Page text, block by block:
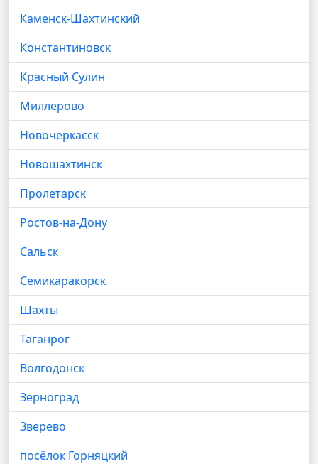
Каменск-Шахтинский
Константиновск
Красный Сулин
Миллерово
Новочеркасск
Новошахтинск
Пролетарск
Ростов-на-Дону
Сальск
Семикаракорск
Шахты
Таганрог
Волгодонск
Зерноград
Зверево
посёлок Горняцкий